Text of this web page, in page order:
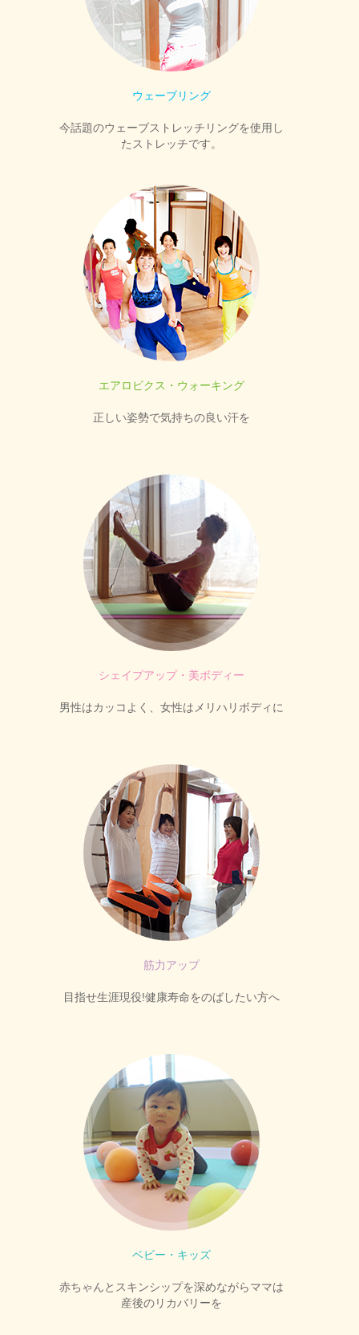
ウェーブリング
今話題のウェーブストレッチリングを使用し
たストレッチです。
エアロビクス・ウォーキング
正しい姿勢で気持ちの良い汗を
シェイプアップ・美ボディー
男性はカッコよく、女性はメリハリボディに
筋力アップ
目指せ生涯現役!健康寿命をのばしたい方へ
ベビー・キッズ
赤ちゃんとスキンシップを深めながらママは
産後のリカバリーを